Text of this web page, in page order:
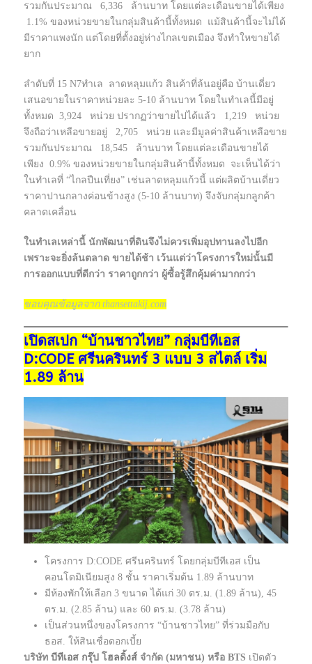
รวมกันประมาณ 6,336 ล้านบาท โดยแต่ละเดือนขายได้เพียง
1.1% ของหน่วยขายในกลุ่มสินค้านี้ทั้งหมด แม้สินค้านี้จะไม่ได้
มีราคาแพงนัก แต่โดยที่ตั้งอยู่ห่างไกลเขตเมือง จึงทำใหขายได้
ยาก
ลำดับที่ 15 N7ทำเล ลาดหลุมแก้ว สินค้าที่ล้นอยู่คือ บ้านเดี่ยว
เสนอขายในราคาหน่วยละ 5-10 ล้านบาท โดยในทำเลนี้มีอยู่
ทั้งหมด 3,924 หน่วย ปรากฏว่าขายไปได้แล้ว 1,219 หน่วย
จึงถือว่าเหลือขายอยู่ 2,705 หน่วย และมีมูลค่าสินค้าเหลือขาย
รวมกันประมาณ 18,545 ล้านบาท โดยแต่ละเดือนขายได้
เพียง 0.9% ของหน่วยขายในกลุ่มสินค้านี้ทั้งหมด จะเห็นได้ว่า
ในทำเลที่ “ไกลปืนเที่ยง” เช่นลาดหลุมแก้วนี้ แต่ผลิตบ้านเดี่ยว
ราคาปานกลางค่อนข้างสูง (5-10 ล้านบาท) จึงจับกลุ่มกลูกค้า
คลาดเคลื่อน
ในทำเลเหล่านี้ นักพัฒนาที่ดินจึงไม่ควรเพิ่มอุปทานลงไปอีก
เพราะจะยิ่งล้นตลาด ขายได้ช้า เว้นแต่ว่าโครงการใหม่นั้นมี
การออกแบบที่ดีกว่า ราคาถูกกว่า ผู้ซื้อรู้สึกคุ้มค่ามากกว่า
ขอบคุณข้อมูลจาก thansettakij.com
เปิดสเปก “บ้านชาวไทย” กลุ่มบีทีเอส
D:CODE ศรีนครินทร์ 3 แบบ 3 สไตล์ เริ่ม
1.89 ล้าน
โครงการ D:CODE ศรีนครินทร์ โดยกลุ่มบีทีเอส เป็น
คอนโดมิเนียมสูง 8 ชั้น ราคาเริ่มต้น 1.89 ล้านบาท
มีห้องพักให้เลือก 3 ขนาด ได้แก่ 30 ตร.ม. (1.89 ล้าน), 45
ตร.ม. (2.85 ล้าน) และ 60 ตร.ม. (3.78 ล้าน)
เป็นส่วนหนึ่งของโครงการ “บ้านชาวไทย” ที่ร่วมมือกับ
ธอส. ให้สินเชื่อดอกเบี้ย
บริษัท บีทีเอส กรุ๊ป โฮลดิ้งส์ จำกัด (มหาชน) หรือ BTS เปิดตัว